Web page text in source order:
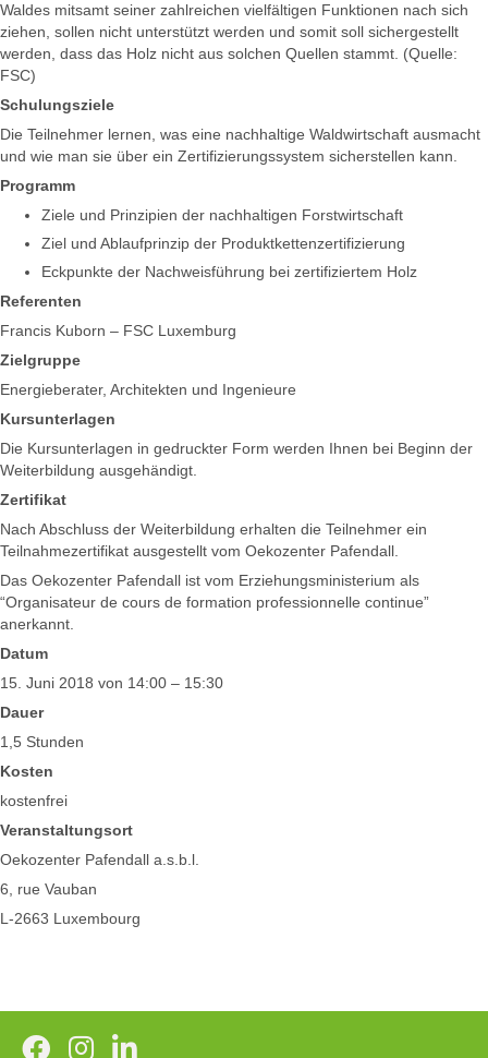
Waldes mitsamt seiner zahlreichen vielfältigen Funktionen nach sich
ziehen, sollen nicht unterstützt werden und somit soll sichergestellt
werden, dass das Holz nicht aus solchen Quellen stammt. (Quelle:
FSC)
Schulungsziele
Die Teilnehmer lernen, was eine nachhaltige Waldwirtschaft ausmacht
und wie man sie über ein Zertifizierungssystem sicherstellen kann.
Programm
Ziele und Prinzipien der nachhaltigen Forstwirtschaft
Ziel und Ablaufprinzip der Produktkettenzertifizierung
Eckpunkte der Nachweisführung bei zertifiziertem Holz
Referenten
Francis Kuborn – FSC Luxemburg
Zielgruppe
Energieberater, Architekten und Ingenieure
Kursunterlagen
Die Kursunterlagen in gedruckter Form werden Ihnen bei Beginn der
Weiterbildung ausgehändigt.
Zertifikat
Nach Abschluss der Weiterbildung erhalten die Teilnehmer ein
Teilnahmezertifikat ausgestellt vom Oekozenter Pafendall.
Das Oekozenter Pafendall ist vom Erziehungsministerium als
“Organisateur de cours de formation professionnelle continue”
anerkannt.
Datum
15. Juni 2018 von 14:00 – 15:30
Dauer
1,5 Stunden
Kosten
kostenfrei
Veranstaltungsort
Oekozenter Pafendall a.s.b.l.
6, rue Vauban
L-2663 Luxembourg